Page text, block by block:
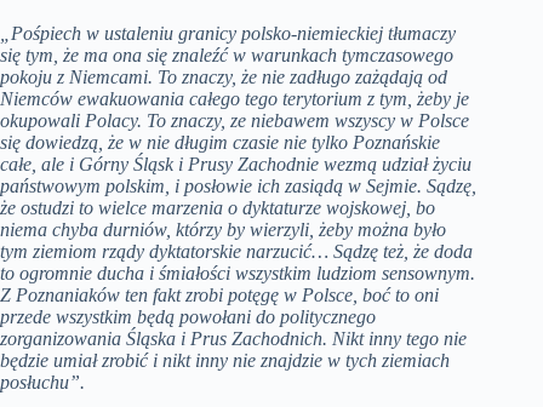
„Pośpiech w ustaleniu granicy polsko-niemieckiej tłumaczy
się tym, że ma ona się znaleźć w warunkach tymczasowego
pokoju z Niemcami. To znaczy, że nie zadługo zażądają od
Niemców ewakuowania całego tego terytorium z tym, żeby je
okupowali Polacy. To znaczy, ze niebawem wszyscy w Polsce
się dowiedzą, że w nie długim czasie nie tylko Poznańskie
całe, ale i Górny Śląsk i Prusy Zachodnie wezmą udział życiu
państwowym polskim, i posłowie ich zasiądą w Sejmie. Sądzę,
że ostudzi to wielce marzenia o dyktaturze wojskowej, bo
niema chyba durniów, którzy by wierzyli, żeby można było
tym ziemiom rządy dyktatorskie narzucić… Sądzę też, że doda
to ogromnie ducha i śmiałości wszystkim ludziom sensownym.
Z Poznaniaków ten fakt zrobi potęgę w Polsce, boć to oni
przede wszystkim będą powołani do politycznego
zorganizowania Śląska i Prus Zachodnich. Nikt inny tego nie
będzie umiał zrobić i nikt inny nie znajdzie w tych ziemiach
posłuchu”.